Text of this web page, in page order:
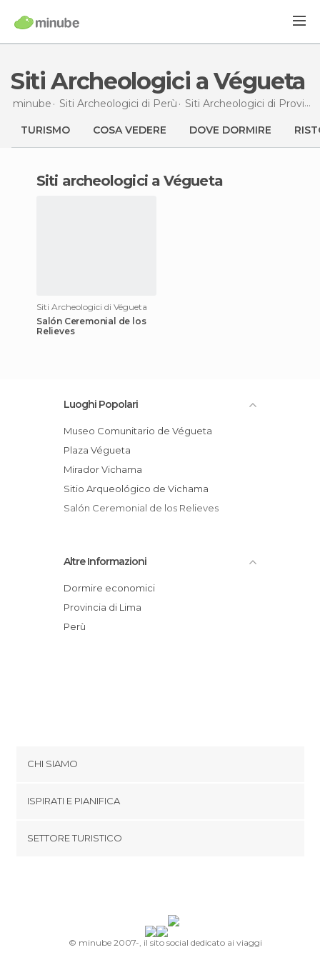
Siti Archeologici a Végueta
minube Siti Archeologici di Perù Siti Archeologici di Provincia di Lima
TURISMO COSA VEDERE DOVE DORMIRE
siti archeologici a Végueta
Siti Archeologici di Végueta
Salón Ceremonial de los
Relieves
Luoghi Popolari
Museo Comunitario de Végueta
Plaza Végueta
Mirador Vichama
Sitio Arqueológico de Vichama
Salón Ceremonial de los Relieves
Altre Informazioni
Dormire economici
Provincia di Lima
Perù
CHI SIAMO
Termini e Condizioni
ISPIRATI E PIANIFICA
SETTORE TURISTICO
© minube 2007-, il sito social dedicato ai viaggi